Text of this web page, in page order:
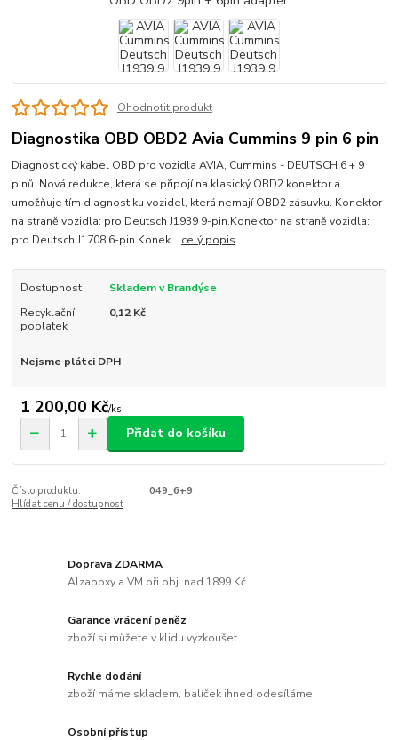
Ohodnotit produkt
Diagnostika OBD OBD2 Avia Cummins 9 pin 6 pin
Diagnostický kabel OBD pro vozidla AVIA, Cummins - DEUTSCH 6 + 9
pinů. Nová redukce, která se připojí na klasický OBD2 konektor a
umožňuje tím diagnostiku vozidel, která nemají OBD2 zásuvku. Konektor
na straně vozidla: pro Deutsch J1939 9-pin.Konektor na straně vozidla:
pro Deutsch J1708 6-pin.Konek... celý popis
Dostupnost
Skladem v Brandýse
Recyklační
poplatek
0,12 Kč
Nejsme plátci DPH
1 200,00 Kč/ks
Přidat do košíku
Číslo produktu:
049_6+9
Hlídat cenu / dostupnost
Doprava ZDARMA
Alzaboxy a VM při obj. nad 1899 Kč
Garance vrácení peněz
zboží si můžete v klidu vyzkoušet
Rychlé dodání
zboží máme skladem, balíček ihned odesíláme
Osobní přístup